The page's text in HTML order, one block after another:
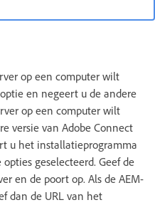
op een computer wilt
en negeert u de andere
op een computer wilt
versie van Adobe Connect
u het installatieprogramma
geselecteerd. Geef de
en de poort op. Als de AEM-
dan de URL van het